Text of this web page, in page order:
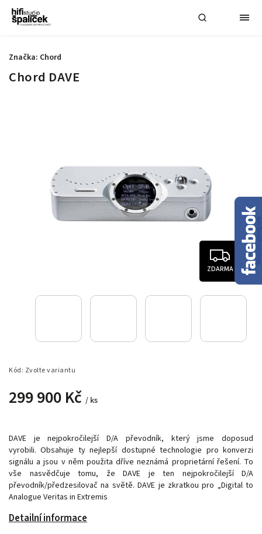
Chord DAVE
ZDARMA
Kód: Zvolte variantu
299 900 Kč / ks
DAVE je nejpokročilejší D/A převodník, který jsme doposud
vyrobili.Obsahuje ty nejlepší dostupné technologie pro konverzi
signálu a jsou v něm použita dříve neznámá proprietární řešení. To
vše nasvědčuje tomu, že DAVE je ten nejpokročilejší D/A
převodník/předzesilovač na světě. DAVE je zkratkou pro „Digital to
Analogue Veritas in Extremis
Detailní informace
Značka: Chord